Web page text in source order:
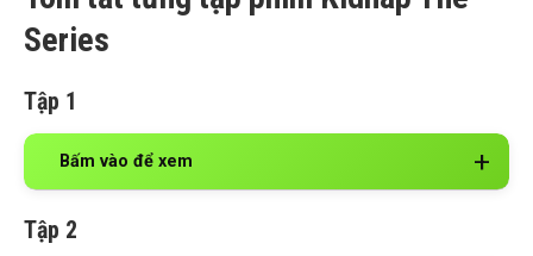
Series
Tập 1
Bấm vào để xem
Tập 2